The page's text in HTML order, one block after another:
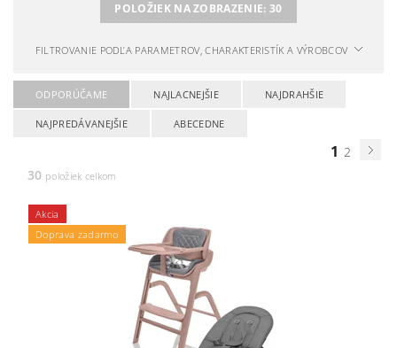
POLOŽIEK NA ZOBRAZENIE:30
FILTROVANIE PODĽA PARAMETROV, CHARAKTERISTÍK A VÝROBCOV
ODPORÚČAME NAJLACNEJŠIE NAJDRAHŠIE
NAJPREDÁVANEJŠIE ABECEDNE
1 2
30 položiek celkom
Akcia
Doprava zadarmo